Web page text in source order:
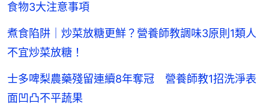
食物3大注意事項
煮食陷阱｜炒菜放糖更鮮？營養師教調味3原則1類人
不宜炒菜放糖！
士多啤梨農藥殘留連續8年奪冠 營養師教1招洗淨表
面凹凸不平蔬果